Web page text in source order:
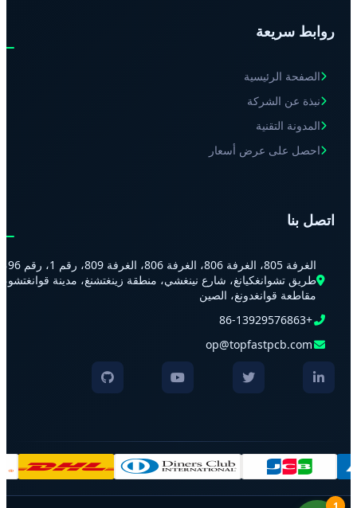
روابط سريعة
الصفحة الرئيسية
نبذة عن الشركة
المدونة التقنية
احصل على عرض أسعار
اتصل بنا
الغرفة 805، الغرفة 806، الغرفة 806، الغرفة 809، رقم 1، رقم 96،
طريق تشوانغكيانغ، شارع نينغشي، منطقة زينغتشنغ، مدينة قوانغتشو،
مقاطعة قوانغدونغ، الصين
+86-13929576863
op@topfastpcb.com